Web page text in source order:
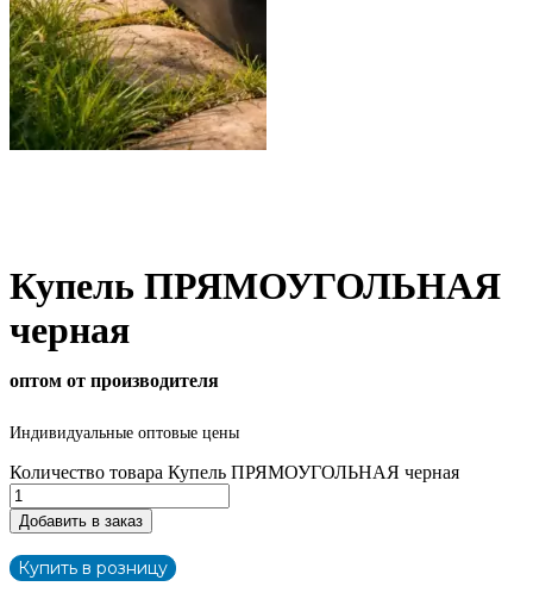
Купель ПРЯМОУГОЛЬНАЯ
черная
оптом от производителя
Индивидуальные оптовые цены
Количество товара Купель ПРЯМОУГОЛЬНАЯ черная
Добавить в заказ
Купить в розницу